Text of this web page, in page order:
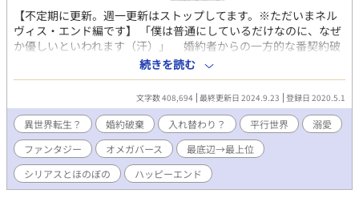
【不定期に更新。週一更新はストップしてます。※ただいまネル
ヴィス・エンド編です】 「僕は普通にしているだけなのに、なぜ
か優しいといわれます（汗）」 婚約者からの一方的な番契約破
棄で、ディルは死を選んだはずだった。 しかし目が覚めると、
そこはオメガが最底辺の世界から、最上位の世界に変わってい
た！ 体の持ち主はディルレクシアといい、わがまま横暴でナル
シストというとんでも青年だった。 この世界で、オメガは神殿
に保護され、〈楽園〉で蝶よ花よと大事にされて育つ。 そし
て、オメガが番のアルファを選ぶという。 こちらの世界は、治
癒魔法を扱える神殿の権威がもっとも強く、オメガ男性は神秘の
存在として尊ばれている。 オメガが選んだ相手は神殿に手厚く
保護される。 末の王族でも王位につけ、没落貴族は返り咲き、
続きを読む
文字数 408,694 最終更新日 2024.9.23 登録日 2020.5.1
異世界転生？ 婚約破棄 入れ替わり？ 平行世界
溺愛
ファンタジー
オメガバース
最底辺→最上位
シリアスとほのぼの
ハッピーエンド